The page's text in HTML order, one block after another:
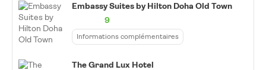
Embassy Suites by Hilton Doha Old Town
9
Informations complémentaires
The Grand Lux Hotel